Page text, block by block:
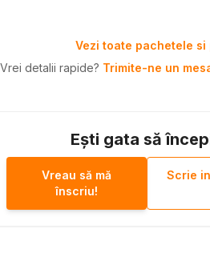
Vezi toate pachetele
Vrei detalii rapide? Trimite-ne un
Ești gata să
Vreau să mă
înscriu!
Scrie